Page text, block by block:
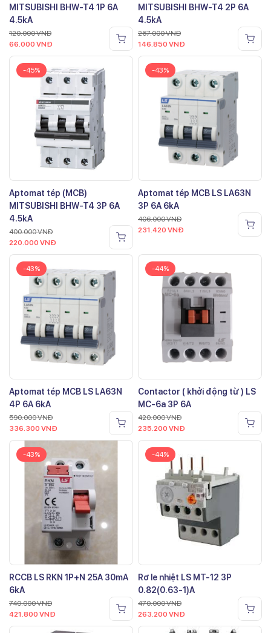
MITSUBISHI BHW-T4 1P 6A
4.5kA
120.000VNĐ
66.000 VNĐ
MITSUBISHI BHW-T4 2P 6A
4.5kA
267.000VNĐ
146.850 VNĐ
-45%
Aptomat tép (MCB)
MITSUBISHI BHW-T4 3P 6A
4.5kA
400.000VNĐ
220.000 VNĐ
-43%
Aptomat tép MCB LS LA63N
3P 6A 6kA
406.000VNĐ
231.420 VNĐ
-43%
Aptomat tép MCB LS LA63N
4P 6A 6kA
590.000VNĐ
336.300 VNĐ
-44%
Contactor ( khởi động từ ) LS
MC-6a 3P 6A
420.000VNĐ
235.200 VNĐ
-43%
RCCB LS RKN 1P+N 25A 30mA
6kA
740.000VNĐ
421.800 VNĐ
-44%
Rơ le nhiệt LS MT-12 3P
0.82(0.63-1)A
470.000VNĐ
263.200 VNĐ